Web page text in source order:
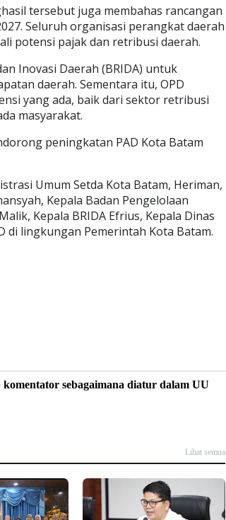
tersebut juga membahas rancangan
Seluruh organisasi perangkat daerah
potensi pajak dan retribusi daerah.
Inovasi Daerah (BRIDA) untuk
daerah. Sementara itu, OPD
yang ada, baik dari sektor retribusi
masyarakat.
peningkatan PAD Kota Batam
Umum Setda Kota Batam, Heriman,
Kepala Badan Pengelolaan
Kepala BRIDA Efrius, Kepala Dinas
di lingkungan Pemerintah Kota Batam.
sebagaimana diatur dalam UU
Lihat semua